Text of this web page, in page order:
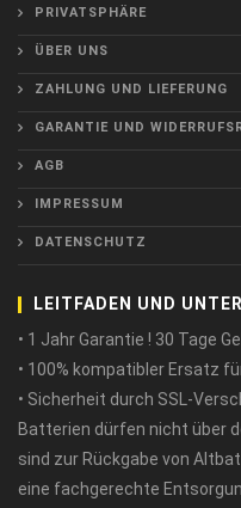
PRIVATSPHÄRE
ÜBER UNS
ZAHLUNG UND LIEFERUNG
GARANTIE UND
AGB
IMPRESSUM
DATENSCHUTZ
LEITFADEN UND
• 1 Jahr Garantie ! 30 Tage
• 100% kompatibler Ersatz
• Sicherheit durch SSL-
Batterien dürfen nicht über
sind zur Rückgabe von
eine fachgerechte